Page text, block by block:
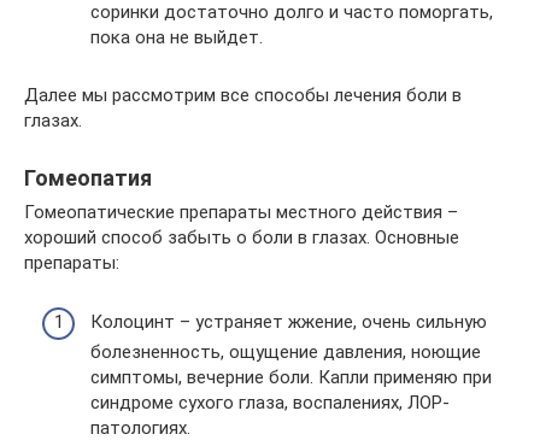
соринки достаточно долго и часто поморгать,
пока она не выйдет.
Далее мы рассмотрим все способы лечения боли в
глазах.
Гомеопатия
Гомеопатические препараты местного действия –
хороший способ забыть о боли в глазах. Основные
препараты:
Колоцинт – устраняет жжение, очень сильную
болезненность, ощущение давления, ноющие
симптомы, вечерние боли. Капли применяю при
синдроме сухого глаза, воспалениях, ЛОР-
патологиях.